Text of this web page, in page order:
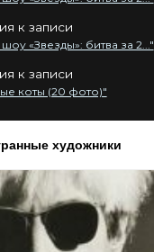
к записи
«Звезды»: битва за 2..."
к записи
коты (20 фото)"
художники